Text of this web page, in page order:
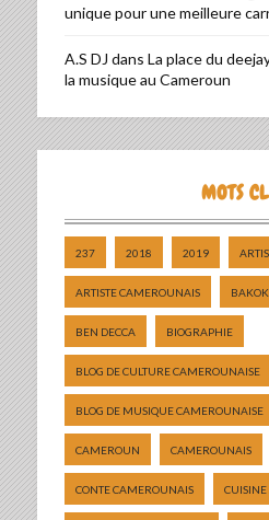
unique pour une meilleure
A.S DJ dans La place du
la musique au Cameroun
MOTS
237 2018 2019
ARTISTE CAMEROUNAIS
BEN DECCA BIOGRAPHIE
BLOG DE CULTURE CAMEROUNAISE
BLOG DE MUSIQUE CAMEROUNAISE
CAMEROUN CAMEROUNAIS
CONTE CAMEROUNAIS